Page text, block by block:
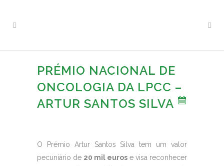
PRÉMIO NACIONAL DE
ONCOLOGIA DA LPCC –
ARTUR SANTOS SILVA
O Prémio Artur Santos Silva tem um valor
pecuniário de 20 mil euros e visa reconhecer